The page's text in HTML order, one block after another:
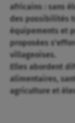
africains : sans
des possibilités
équipements et
proposées
villageoises.
Elles abordent
alimentaires,
agriculture et